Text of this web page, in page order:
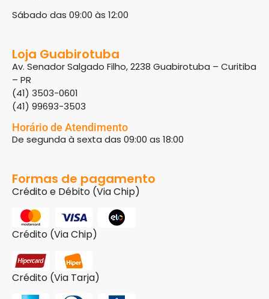
Sábado das 09:00 às 12:00
Loja Guabirotuba
Av. Senador Salgado Filho, 2238 Guabirotuba – Curitiba
– PR
(41) 3503-0601
(41) 99693-3503
Horário de Atendimento
De segunda à sexta das 09:00 as 18:00
Formas de pagamento
Crédito e Débito (Via Chip)
Crédito (Via Chip)
Crédito (Via Tarja)